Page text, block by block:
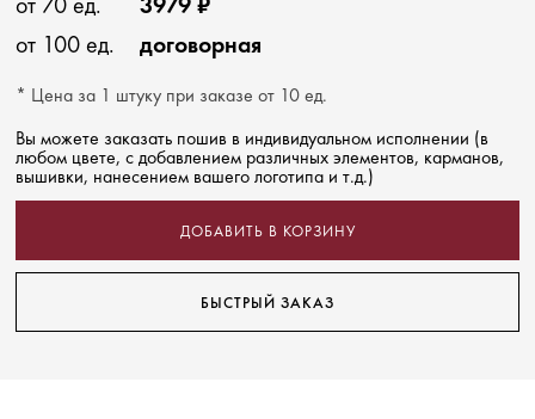
от 100 ед.
договорная
* Цена за 1 штуку при заказе от 10 ед.
Вы можете заказать пошив в индивидуальном исполнении (в
любом цвете, с добавлением различных элементов, карманов,
вышивки, нанесением вашего логотипа и т.д.)
ДОБАВИТЬ В КОРЗИНУ
БЫСТРЫЙ ЗАКАЗ